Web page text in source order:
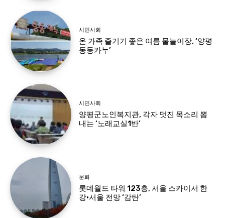
시민사회
온 가족 즐기기 좋은 여름 물놀이장, ‘양평
동동카누’
시민사회
양평군노인복지관, 각자 멋진 목소리 뽐
내는 ‘노래교실1반’
문화
롯데월드 타워 123층, 서울 스카이서 한
강·서울 전망 ‘감탄’